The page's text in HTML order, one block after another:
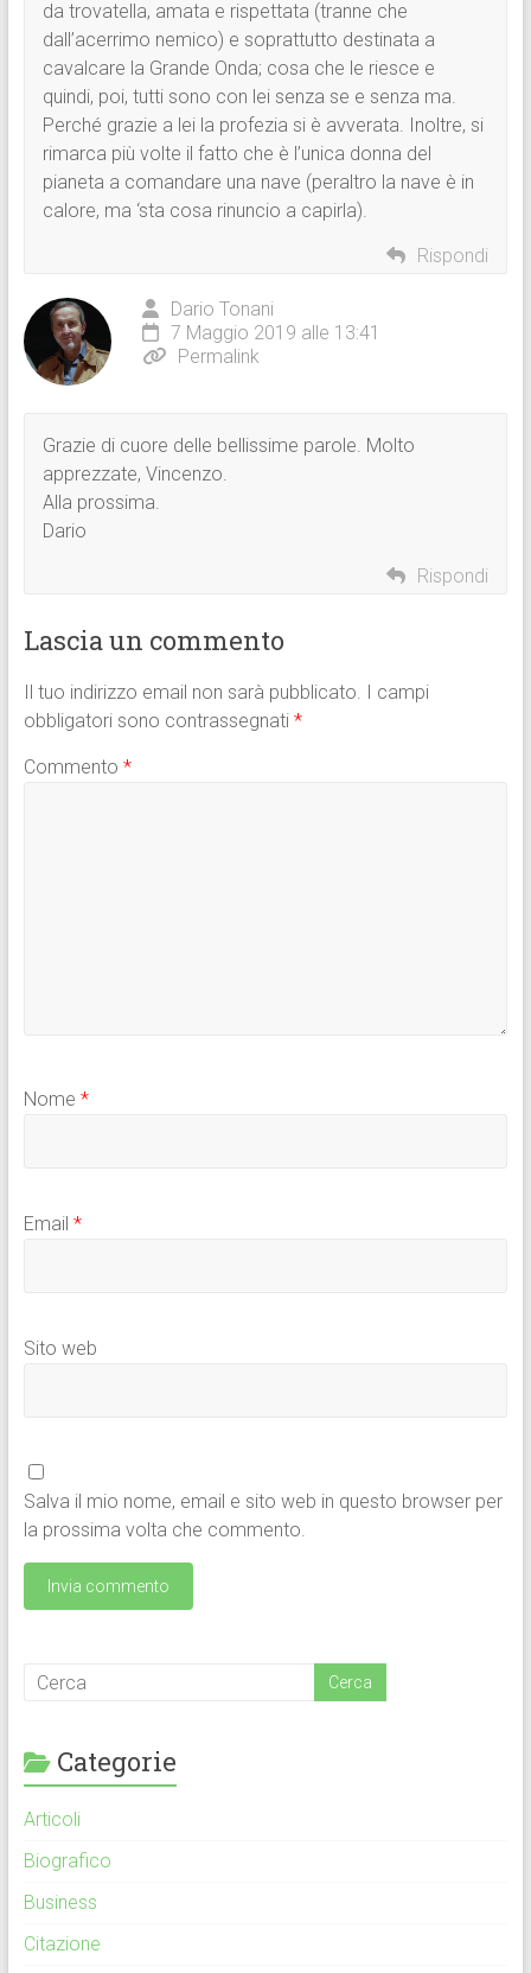
da trovatella, amata e rispettata (tranne che
dall’acerrimo nemico) e soprattutto destinata a
cavalcare la Grande Onda; cosa che le riesce e
quindi, poi, tutti sono con lei senza se e senza ma.
Perché grazie a lei la profezia si è avverata. Inoltre, si
rimarca più volte il fatto che è l’unica donna del
pianeta a comandare una nave (peraltro la nave è in
calore, ma ‘sta cosa rinuncio a capirla).
Rispondi
Dario Tonani
7 Maggio 2019 alle 13:41
Permalink
Grazie di cuore delle bellissime parole. Molto
apprezzate, Vincenzo.
Alla prossima.
Dario
Rispondi
Lascia un commento
Il tuo indirizzo email non sarà pubblicato. I campi
obbligatori sono contrassegnati *
Commento *
Nome *
Email *
Sito web
Salva il mio nome, email e sito web in questo browser per
la prossima volta che commento.
Categorie
Articoli
Biografico
Business
Citazione